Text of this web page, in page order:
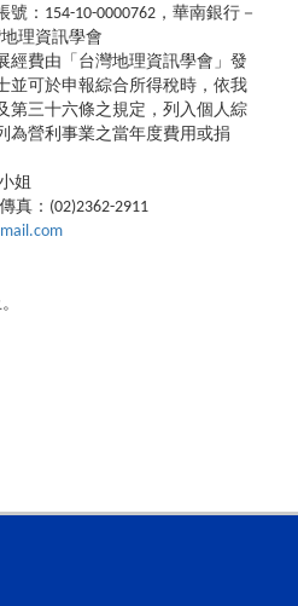
：154-10-0000762，華南銀行－
理資訊學會
經費由「台灣地理資訊學會」發
並可於申報綜合所得稅時，依我
第三十六條之規定，列入個人綜
為營利事業之當年度費用或捐
姐
真：(02)2362-2911